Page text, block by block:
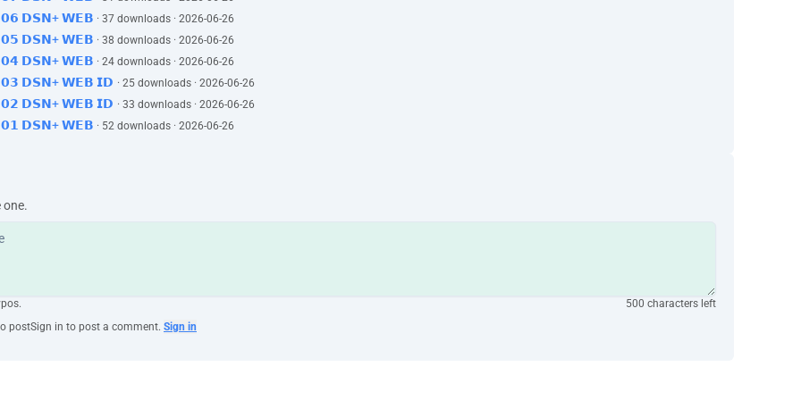
ini,
ini.
𝗗𝗦𝗡+ 𝗪𝗘𝗕 · 37 downloads · 2026-06-26
𝗗𝗦𝗡+ 𝗪𝗘𝗕 · 38 downloads · 2026-06-26
𝗗𝗦𝗡+ 𝗪𝗘𝗕 · 24 downloads · 2026-06-26
𝗗𝗦𝗡+ 𝗪𝗘𝗕 𝗜𝗗 · 25 downloads · 2026-06-26
𝗗𝗦𝗡+ 𝗪𝗘𝗕 𝗜𝗗 · 33 downloads · 2026-06-26
𝗗𝗦𝗡+ 𝗪𝗘𝗕 · 52 downloads · 2026-06-26
one.
500 characters left
postSign in to post a comment. Sign in